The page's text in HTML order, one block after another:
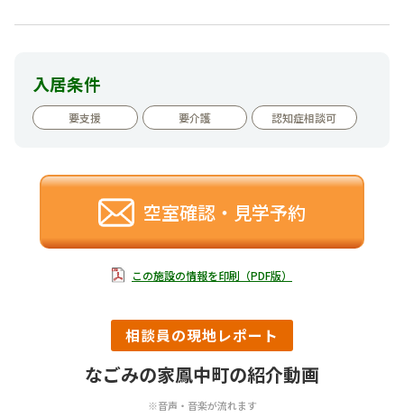
入居条件
要支援 要介護 認知症相談可
空室確認・見学予約
この施設の情報を印刷（PDF版）
相談員の現地レポート
なごみの家鳳中町の紹介動画
※音声・音楽が流れます